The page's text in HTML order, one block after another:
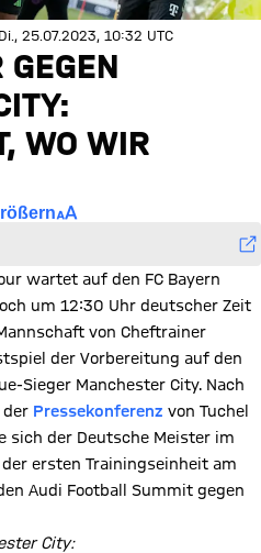
Di., 25.07.2023, 10:32 UTC
GEGEN
WO WIR
wartet auf den FC Bayern
um 12:30 Uhr deutscher Zeit
von Cheftrainer
der Vorbereitung auf den
Sieger Manchester City. Nach
der Pressekonferenz von Tuchel
sich der Deutsche Meister im
ersten Trainingseinheit am
Audi Football Summit gegen
City: